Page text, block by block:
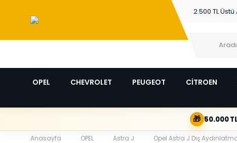
2.500 TL
OPEL CHEVROLET PEUGEOT CİTROEN
🎁 50.000
Anasayfa OPEL Astra J Opel Astra J Dış